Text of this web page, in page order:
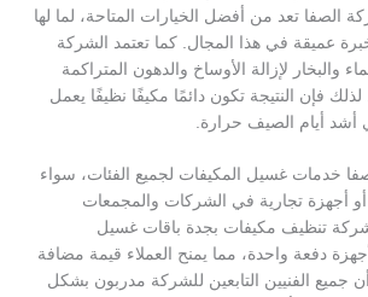
الصفا تعد من أفضل الخيارات المتاحة، لما لها
عميقة في هذا المجال. كما تعتمد الشركة
لإزالة الأوساخ والدهون المتراكمة
فإن النتيجة تكون دائمًا مكيفًا نظيفًا يعمل
أشد أيام الصيف حرارة.
خدمات غسيل المكيفات لجميع الفئات، سواء
أجهزة تجارية في الشركات والمجمعات
شركة تنظيف مكيفات بجدة باقات غسيل
دفعة واحدة، مما يمنح العملاء قيمة مضافة
جميع الفنيين التابعين للشركة مدربون بشكل